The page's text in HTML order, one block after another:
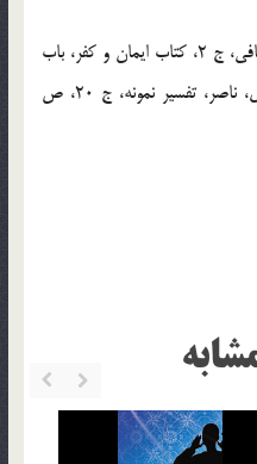
[9] . کليني، محمد بن يعقوب، اصول كافي، ج 2، كتاب ايمان و كفر، باب
تعجيل عقوبة الذنب، ح2، مکارم شيرازي، ناصر، تفسير نمونه، ج 20، ص